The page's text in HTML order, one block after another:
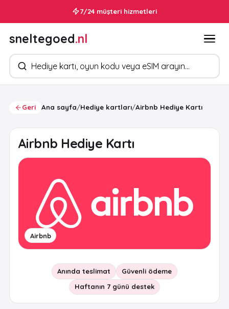
7/24 müşteri hizmetleri
sneltegoed.nl
Ürün arayın
Geri Ana sayfa/Hediye kartları/Airbnb Hediye Kartı
Airbnb Hediye Kartı
Airbnb
Anında teslimat
Güvenli ödeme
Haftanın 7 günü destek